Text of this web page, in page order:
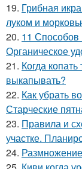
19. Грибная
луком и
20. 11 Способов
Органическое
21. Когда
выкапывать?
22. Как убрать
Старческие
23. Правила и
участке.
24.